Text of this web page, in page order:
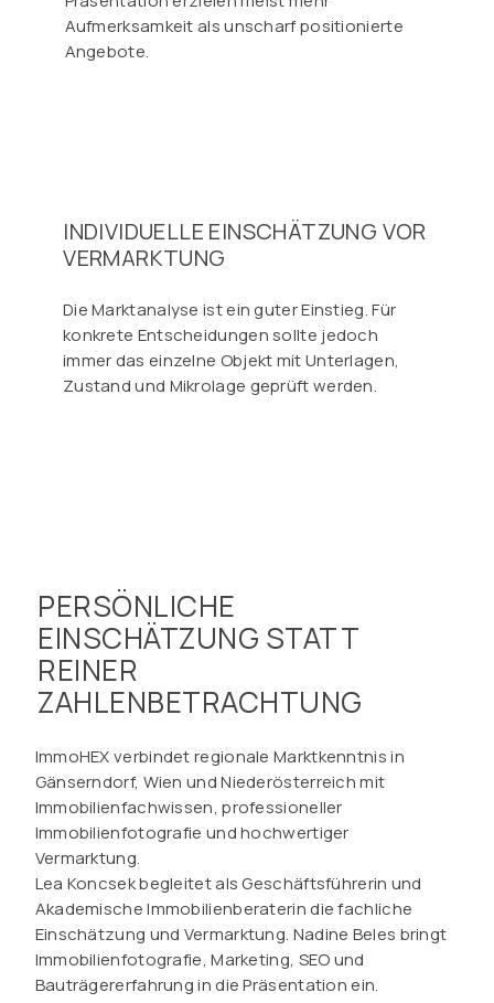
Aufmerksamkeit als unscharf positionierte
Angebote.
INDIVIDUELLE EINSCHÄTZUNG VOR
VERMARKTUNG
Die Marktanalyse ist ein guter Einstieg. Für
konkrete Entscheidungen sollte jedoch
immer das einzelne Objekt mit Unterlagen,
Zustand und Mikrolage geprüft werden.
PERSÖNLICHE
EINSCHÄTZUNG STATT
REINER
ZAHLENBETRACHTUNG
ImmoHEX verbindet regionale Marktkenntnis in
Gänserndorf, Wien und Niederösterreich mit
Immobilienfachwissen, professioneller
Immobilienfotografie und hochwertiger
Vermarktung.
Lea Koncsek begleitet als Geschäftsführerin und
Akademische Immobilienberaterin die fachliche
Einschätzung und Vermarktung. Nadine Beles bringt
Immobilienfotografie, Marketing, SEO und
Bauträgererfahrung in die Präsentation ein.